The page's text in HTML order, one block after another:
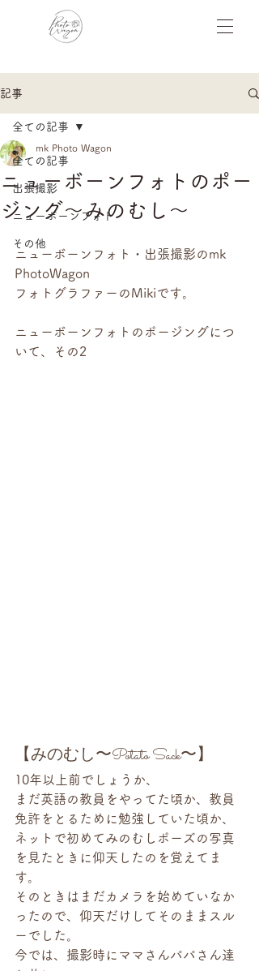
記事
全ての記事
出張撮影
ニューボーンフォト
その他
全ての記事
ニューボーンフォトのポー
ジング〜みのむし〜
mk Photo Wagon
ニューボーンフォト・出張撮影のmk
PhotoWagon
フォトグラファーのMikiです。
ニューボーンフォトのポージングにつ
いて、その2
【みのむし〜Potato Sack〜】
10年以上前でしょうか、
まだ英語の教員をやってた頃か、教員
免許をとるために勉強していた頃か、
ネットで初めてみのむしポーズの写真
を見たときに仰天したのを覚えてま
す。
そのときはまだカメラを始めていなか
ったので、仰天だけしてそのままスル
ーでした。
今では、撮影時にママさんパパさん達